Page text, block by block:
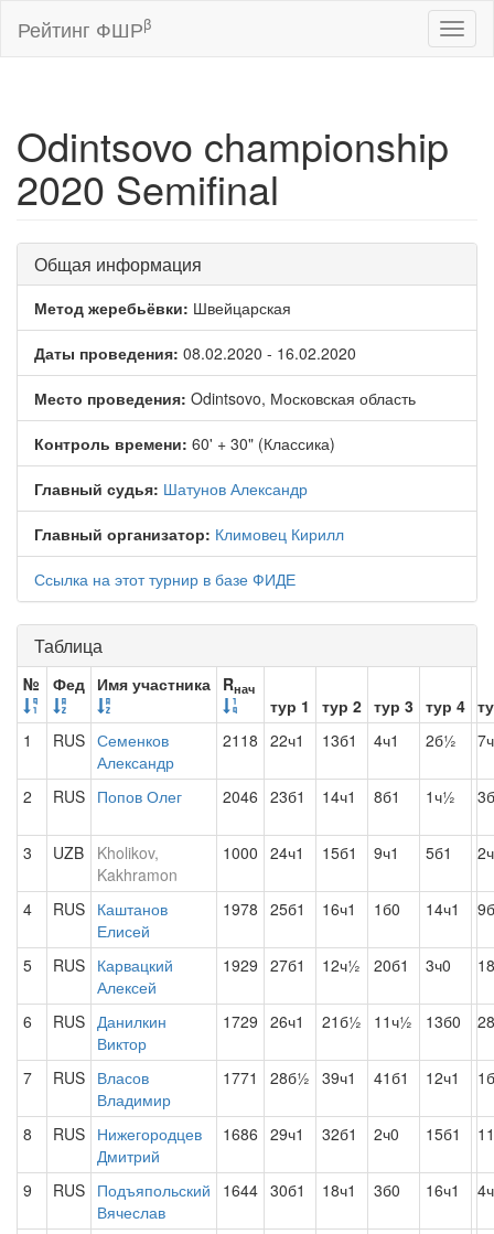
Рейтинг ФШРβ
Odintsovo championship
2020 Semifinal
Общая информация
Метод жеребьёвки: Швейцарская
Даты проведения: 08.02.2020 - 16.02.2020
Место проведения: Odintsovo, Московская область
Контроль времени: 60' + 30" (Классика)
Главный судья: Шатунов Александр
Главный организатор: Климовец Кирилл
Ссылка на этот турнир в базе ФИДЕ
Таблица
№ Фед Имя участника Rнач
тур 1 тур 2 тур 3 тур 4
1
RUS Семенков
Александр
2118 22ч1 13б1 4ч1 2б½
2 RUS Попов Олег 2046 23б1 14ч1 8б1 1ч½
3 UZB
Kholikov,
Kakhramon
1000 24ч1 15б1 9ч1 5б1
4 RUS Каштанов
Елисей
1978 25б1 16ч1 1б0 14ч1
5 RUS Карвацкий
Алексей
1929 27б1 12ч½ 20б1 3ч0
6 RUS Данилкин
Виктор
1729 26ч1 21б½ 11ч½ 13б0
7 RUS Власов
Владимир
1771 28б½ 39ч1 41б1 12ч1
8 RUS Нижегородцев
Дмитрий
1686 29ч1 32б1 2ч0 15б1
9 RUS Подъяпольский
Вячеслав
1644 30б1 18ч1 3б0 16ч1